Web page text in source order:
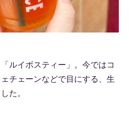
ルイボスティー」。今ではコ
チェーンなどで目にする、生
た。